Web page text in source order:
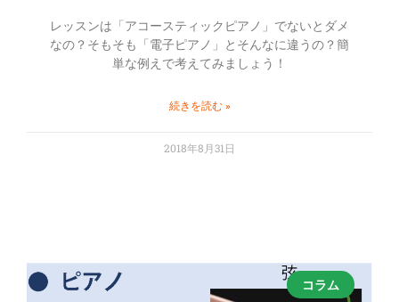
レッスンは「アコースティックピアノ」でないとダメ
なの？そもそも「電子ピアノ」とそんなに違うの？簡
単な例えで考えてみましょう！
続きを読む »
2018年8月31日
コラム